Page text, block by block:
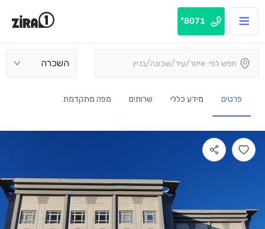
8071*
השכרה
פרטים מידע כללי שרותים מפה מתקדמת